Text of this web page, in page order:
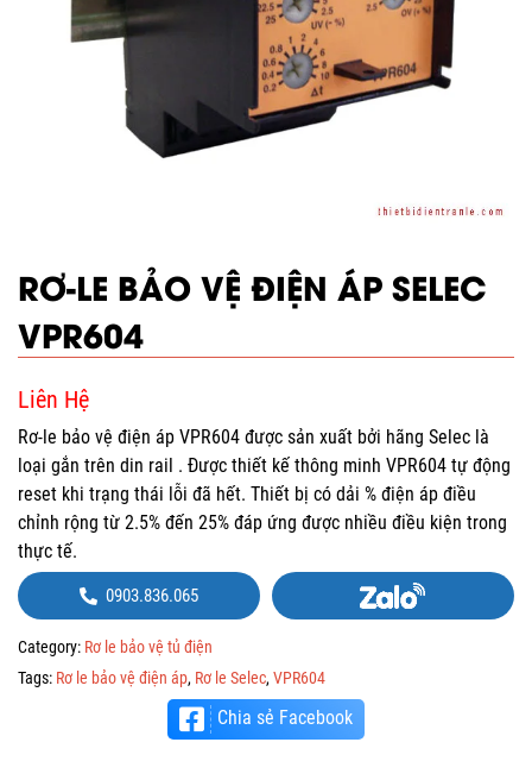
RƠ-LE BẢO VỆ ĐIỆN ÁP SELEC
VPR604
Liên Hệ
Rơ-le bảo vệ điện áp VPR604 được sản xuất bởi hãng Selec là
loại gắn trên din rail . Được thiết kế thông minh VPR604 tự động
reset khi trạng thái lỗi đã hết. Thiết bị có dải % điện áp điều
chỉnh rộng từ 2.5% đến 25% đáp ứng được nhiều điều kiện trong
thực tế.
0903.836.065
Category: Rơ le bảo vệ tủ điện
Tags: Rơ le bảo vệ điện áp, Rơ le Selec, VPR604
Chia sẻ Facebook